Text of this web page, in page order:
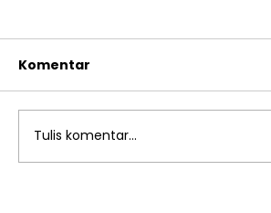
Komentar
Tulis komentar...